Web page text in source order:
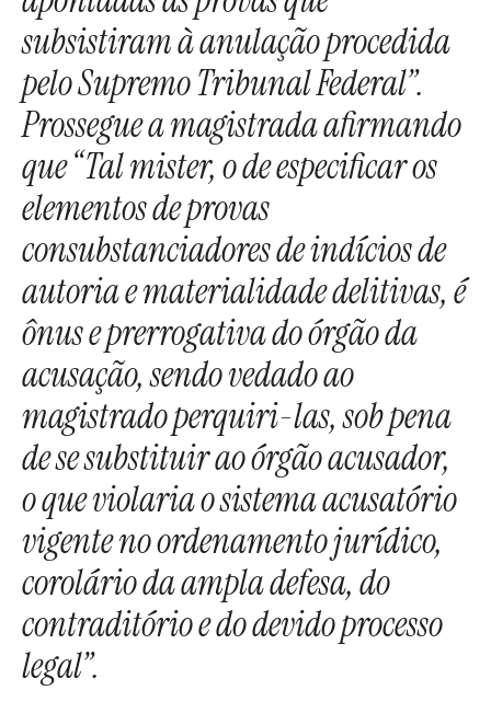
subsistiram à anulação procedida
pelo Supremo Tribunal Federal”.
Prossegue a magistrada afirmando
que “Tal mister, o de especificar os
elementos de provas
consubstanciadores de indícios de
autoria e materialidade delitivas, é
ônus e prerrogativa do órgão da
acusação, sendo vedado ao
magistrado perquiri-las, sob pena
de se substituir ao órgão acusador,
o que violaria o sistema acusatório
vigente no ordenamento jurídico,
corolário da ampla defesa, do
contraditório e do devido processo
legal”.